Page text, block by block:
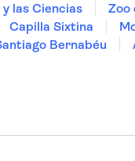
las Ciencias Zoo
Capilla Sixtina
Bernabéu